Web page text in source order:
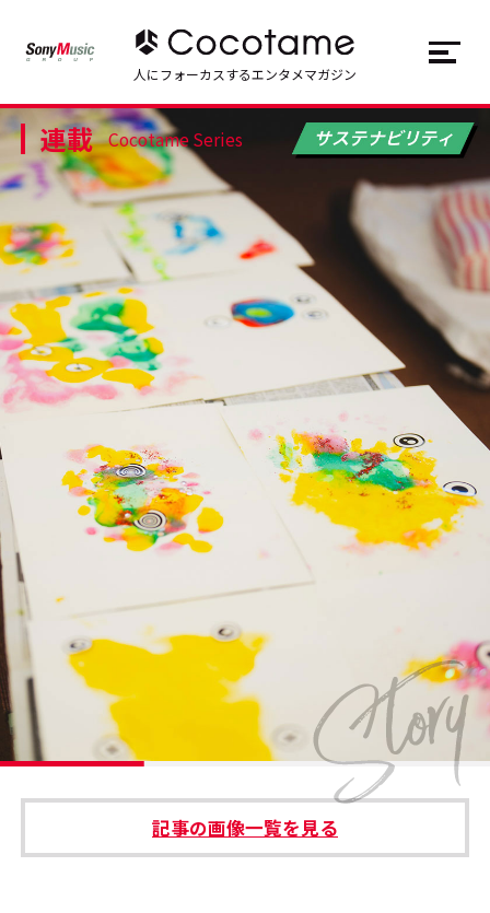
トップ Top
記事一覧 Articles
連載一覧 Series
Cocotameとは
#エンタメ業界のちょっといい話
#サステナブルな取り組み
#リクルート
運営会社 プライバシーポリシー
本サイトご利用にあたって Cookie Settings
JP EN
人にフォーカスするエンタメマガジン
連載 Cocotame Series
記事の画像一覧を見る